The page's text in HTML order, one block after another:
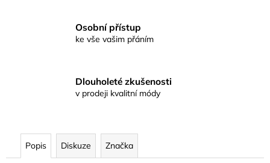
Osobní přístup
ke vše vašim přáním
Dlouholeté zkušenosti
v prodeji kvalitní módy
Popis Diskuze Značka